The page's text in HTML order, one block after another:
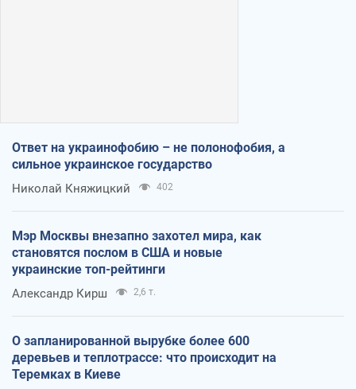
Ответ на украинофобию – не полонофобия, а
сильное украинское государство
Николай Княжицкий 402
Мэр Москвы внезапно захотел мира, как
становятся послом в США и новые
украинские топ-рейтинги
Александр Кирш 2,6 т.
О запланированной вырубке более 600
деревьев и теплотрассе: что происходит на
Теремках в Киеве